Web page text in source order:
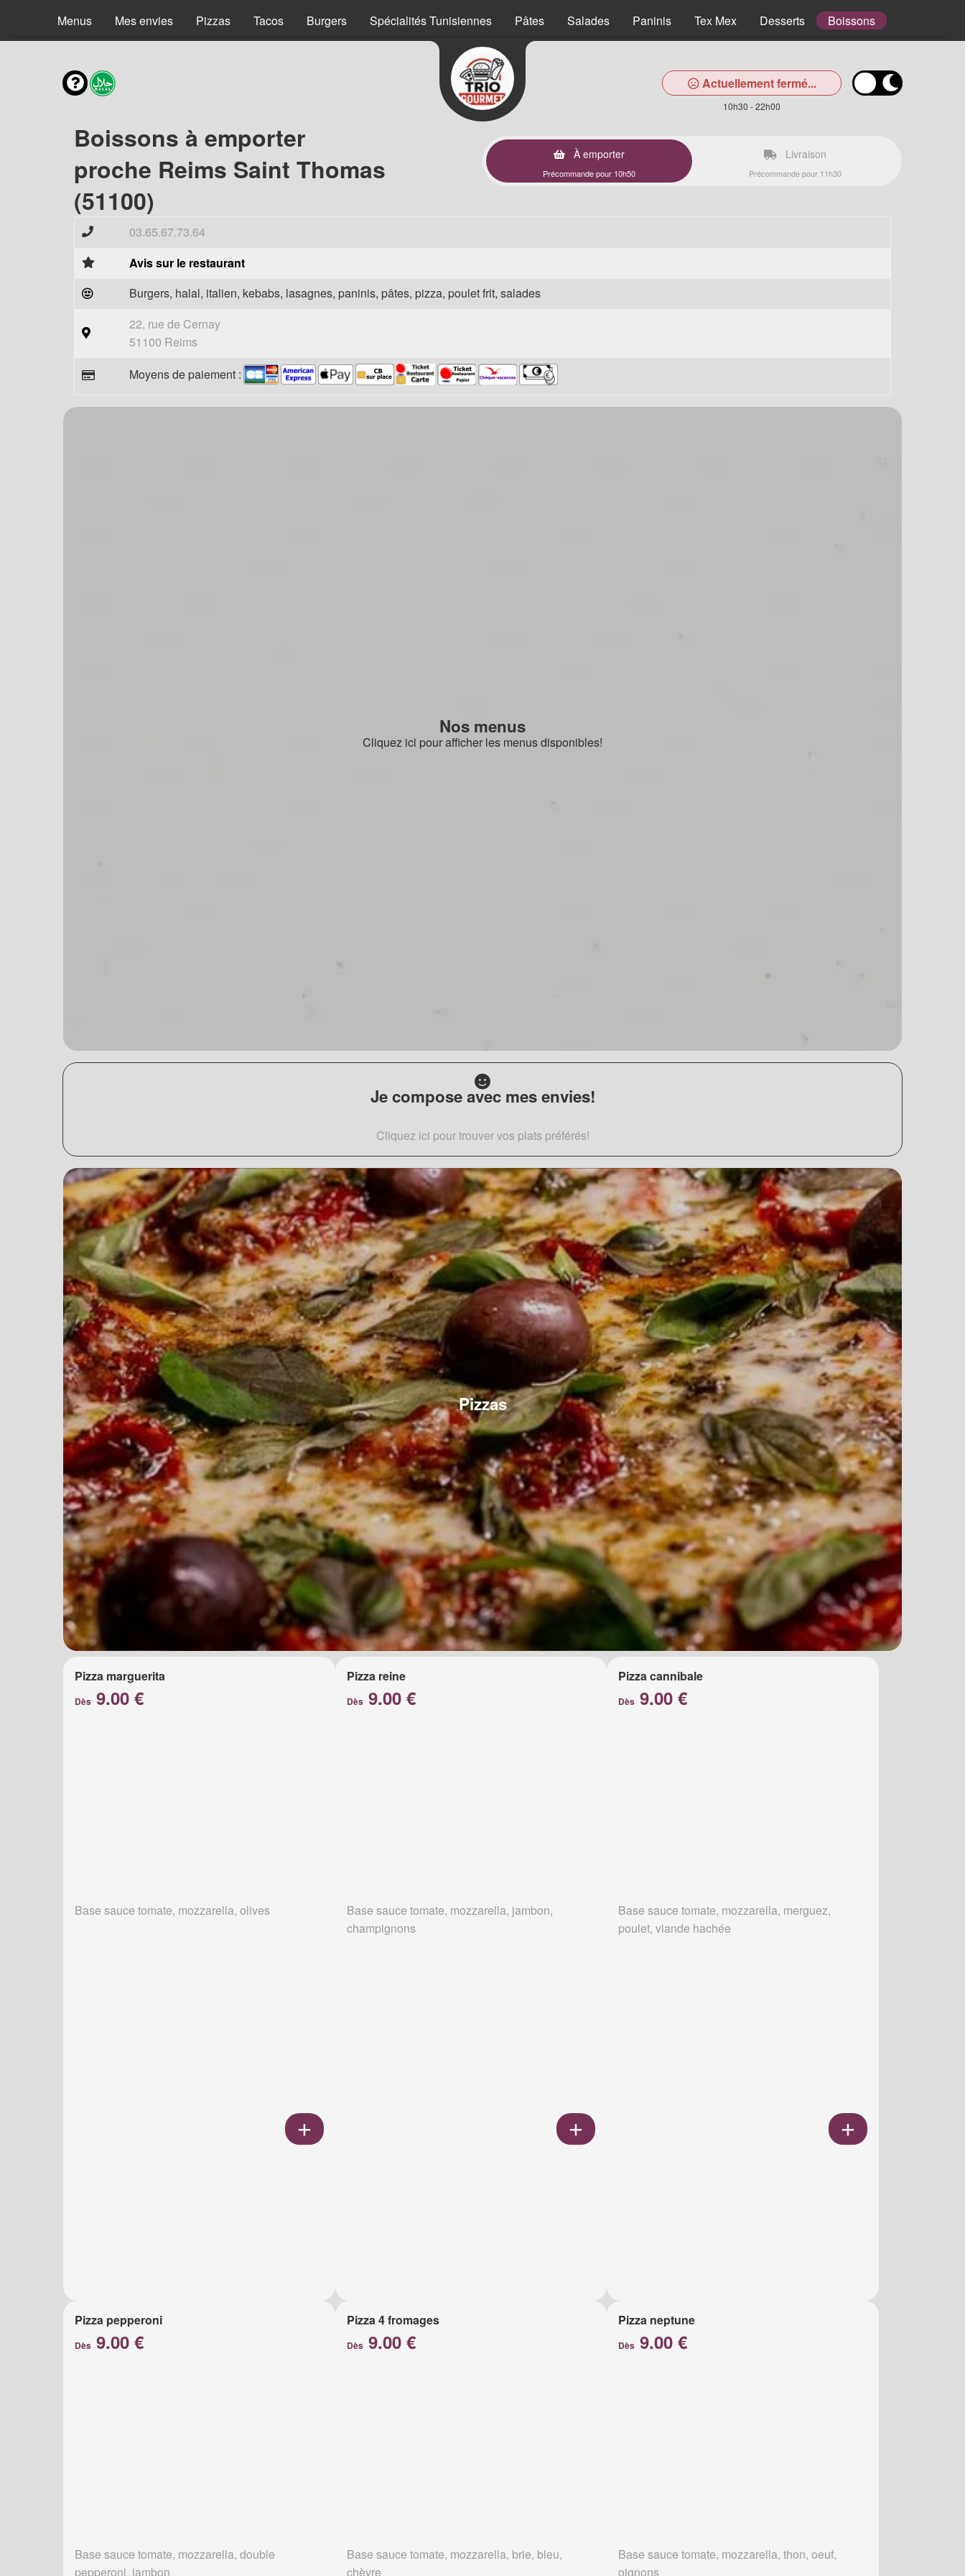
Menus Mes envies Pizzas Tacos Burgers Spécialités Tunisiennes Pâtes Salades Paninis Tex Mex Desserts Boissons
Actuellement fermé...
10h30 - 22h00
Boissons à emporter
proche Reims Saint Thomas
(51100)
À emporter
Précommande pour 10h50
Livraison
Précommande pour 11h30
03.65.67.73.64
Avis sur le restaurant
Burgers, halal, italien, kebabs, lasagnes, paninis, pâtes, pizza, poulet frit, salades
22, rue de Cernay
51100 Reims
Moyens de paiement :
Nos menus
Cliquez ici pour afficher les menus disponibles!
Je compose avec mes envies!
Cliquez ici pour trouver vos plats préférés!
Pizzas
Pizza marguerita
Dès 9.00 €
Base sauce tomate, mozzarella, olives
Pizza reine
Dès9.00 €
Base sauce tomate, mozzarella, jambon,
champignons
Pizza cannibale
Dès 9.00 €
Base sauce tomate, mozzarella, merguez,
poulet, viande hachée
Pizza pepperoni
Dès 9.00 €
Base sauce tomate, mozzarella, double
pepperoni, jambon
Pizza 4 fromages
Dès9.00 €
Base sauce tomate, mozzarella, brie, bleu,
chèvre
Pizza neptune
Dès 9.00 €
Base sauce tomate, mozzarella, thon, oeuf,
oignons